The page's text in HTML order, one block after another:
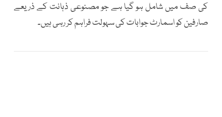
کی صف میں شامل ہو گیا ہے جو مصنوعی ذہانت کے ذریعے
صارفین کو اسمارٹ جوابات کی سہولت فراہم کر رہی ہیں۔